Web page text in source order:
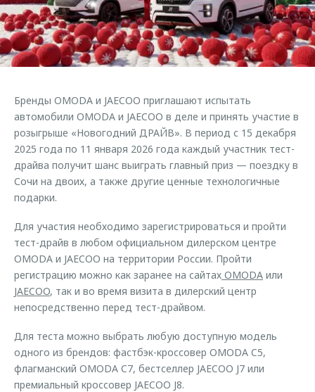
Страхование
Кредитный калькулятор
Аксессуары
Оригинальные аксессуары
Запчасти
Трейд-ин
Калькулятор трейд-ин
Клиентская поддержка
O&J Автоклуб
Клуб владельцев OMODA
Аксессуары
Одежда и сувениры
Оригинальные аксессуары
Запчасти
Обратная связь
Бренды OMODA и JAECOO приглашают испытать
автомобили OMODA и JAECOO в деле и принять участие в
розыгрыше «Новогодний ДРАЙВ». В период с 15 декабря
2025 года по 11 января 2026 года каждый участник тест-
драйва получит шанс выиграть главный приз — поездку в
Сочи на двоих, а также другие ценные технологичные
подарки.
Для участия необходимо зарегистрироваться и пройти
тест-драйв в любом официальном дилерском центре
OMODA и JAECOO на территории России. Пройти
регистрацию можно как заранее на сайтах OMODA или
JAECOO, так и во время визита в дилерский центр
непосредственно перед тест-драйвом.
Для теста можно выбрать любую доступную модель
одного из брендов: фастбэк-кроссовер OMODA C5,
флагманский OMODA C7, бестселлер JAECOO J7 или
премиальный кроссовер JAECOO J8.